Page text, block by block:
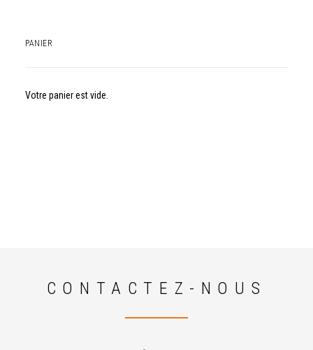
PANIER
Votre panier est vide.
CONTACTEZ-NOUS